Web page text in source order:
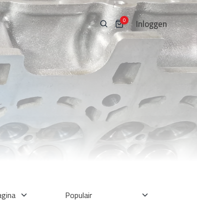
0 Inloggen